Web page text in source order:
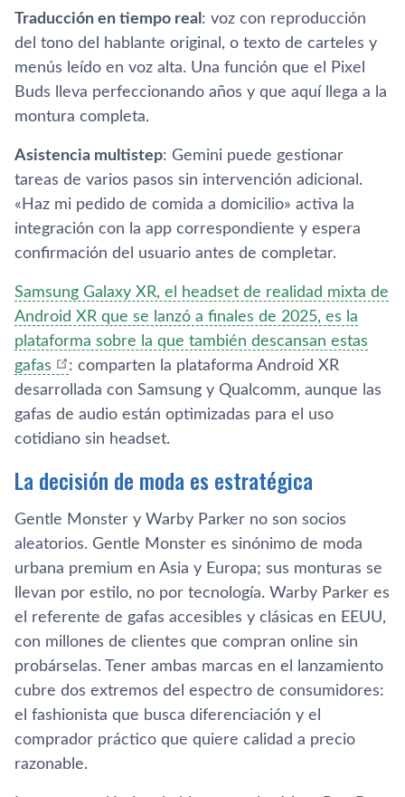
Traducción en tiempo real : voz con reproducción
del tono del hablante original, o texto de carteles y
menús leído en voz alta. Una función que el Pixel
Buds lleva perfeccionando años y que aquí llega a la
montura completa.
Asistencia multistep: Gemini puede gestionar
tareas de varios pasos sin intervención adicional.
«Haz mi pedido de comida a domicilio» activa la
integración con la app correspondiente y espera
confirmación del usuario antes de completar.
Samsung Galaxy XR, el headset de realidad mixta de
Android XR que se lanzó a finales de 2025, es la
plataforma sobre la que también descansan estas
gafas
: comparten la plataforma Android XR
desarrollada con Samsung y Qualcomm, aunque las
gafas de audio están optimizadas para el uso
cotidiano sin headset.
La decisión de moda es estratégica
Gentle Monster y Warby Parker no son socios
aleatorios. Gentle Monster es sinónimo de moda
urbana premium en Asia y Europa; sus monturas se
llevan por estilo, no por tecnología. Warby Parker es
el referente de gafas accesibles y clásicas en EEUU,
con millones de clientes que compran online sin
probárselas. Tener ambas marcas en el lanzamiento
cubre dos extremos del espectro de consumidores:
el fashionista que busca diferenciación y el
comprador práctico que quiere calidad a precio
razonable.